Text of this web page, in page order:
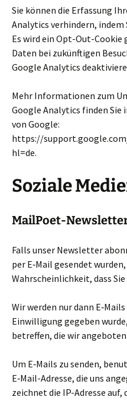
Sie können die Erfassung
Analytics ver­hin­dern,
Es wird ein Opt-Out-Cookie
Daten bei zukünf­ti­gen
Google Analytics
Mehr Informationen zum
Google Analytics finden
von Google:
https://
hl=de.
Soziale
MailPoet-
Falls unser Newsletter
per E‑Mail gesen­det
Wahrscheinlichkeit, dass
Wir werden nur dann
Einwilligung gege­ben
betref­fen, die wir
Um E‑Mails zu senden,
E‑Mail-Adresse, die uns
zeich­net die IP-Adresse auf,